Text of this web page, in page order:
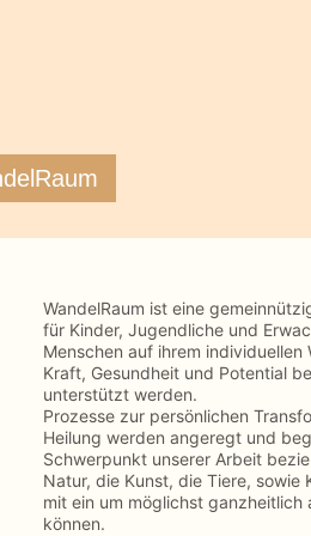
WandelRaum ist eine
für Kinder, Jugendliche und
Menschen auf ihrem individuellen
Kraft, Gesundheit und Potential
unterstützt werden.
Prozesse zur persönlichen
Heilung werden angeregt und
Schwerpunkt unserer Arbeit
Natur, die Kunst, die Tiere, sowie
mit ein um möglichst ganzheitlich
können.